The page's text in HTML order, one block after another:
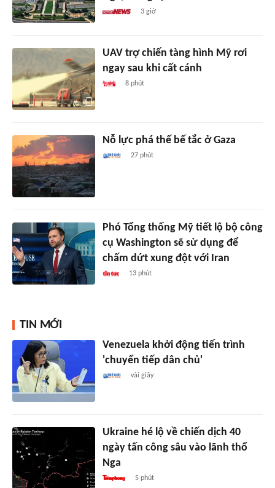
3 giờ
UAV trợ chiến tàng hình Mỹ rơi
ngay sau khi cất cánh
8 phút
Nỗ lực phá thế bế tắc ở Gaza
27 phút
Phó Tổng thống Mỹ tiết lộ bộ công
cụ Washington sẽ sử dụng để
chấm dứt xung đột với Iran
13 phút
TIN MỚI
Venezuela khởi động tiến trình
'chuyển tiếp dân chủ'
vài giây
Ukraine hé lộ về chiến dịch 40
ngày tấn công sâu vào lãnh thổ
Nga
5 phút